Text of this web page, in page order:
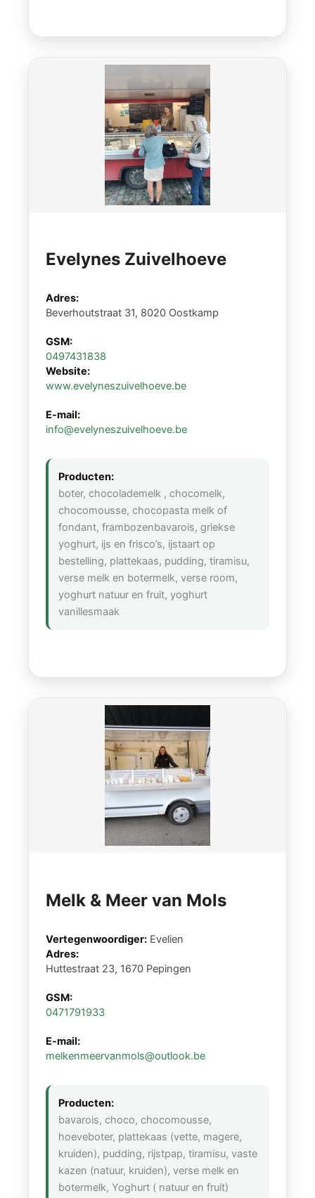
Evelynes Zuivelhoeve
Adres:
Beverhoutstraat 31, 8020 Oostkamp
GSM:
0497431838
Website:
www.evelyneszuivelhoeve.be
E-mail:
info@evelyneszuivelhoeve.be
Producten:
boter, chocolademelk , chocomelk,
chocomousse, chocopasta melk of
fondant, frambozenbavarois, griekse
yoghurt, ijs en frisco’s, ijstaart op
bestelling, plattekaas, pudding, tiramisu,
verse melk en botermelk, verse room,
yoghurt natuur en fruit, yoghurt
vanillesmaak
Melk & Meer van Mols
Vertegenwoordiger: Evelien
Adres:
Huttestraat 23, 1670 Pepingen
GSM:
0471791933
E-mail:
melkenmeervanmols@outlook.be
Producten:
bavarois, choco, chocomousse,
hoeveboter, plattekaas (vette, magere,
kruiden), pudding, rijstpap, tiramisu, vaste
kazen (natuur, kruiden), verse melk en
botermelk, Yoghurt ( natuur en fruit)